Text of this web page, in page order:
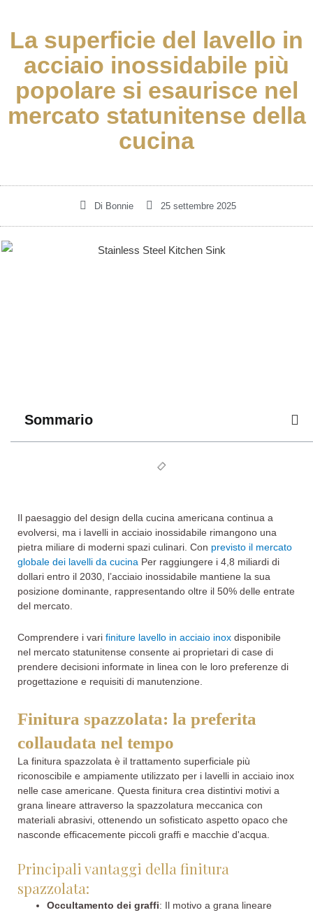
La superficie del lavello in
acciaio inossidabile più
popolare si esaurisce nel
mercato statunitense della
cucina
Di Bonnie 25 settembre 2025
Sommario
Il paesaggio del design della cucina americana continua a
evolversi, ma i lavelli in acciaio inossidabile rimangono una
pietra miliare di moderni spazi culinari. Con previsto il mercato
globale dei lavelli da cucina Per raggiungere i 4,8 miliardi di
dollari entro il 2030, l’acciaio inossidabile mantiene la sua
posizione dominante, rappresentando oltre il 50% delle entrate
del mercato.
Comprendere i vari finiture lavello in acciaio inoxdisponibile
nel mercato statunitense consente ai proprietari di case di
prendere decisioni informate in linea con le loro preferenze di
progettazione e requisiti di manutenzione.
Finitura spazzolata: la preferita
collaudata nel tempo
La finitura spazzolata è il trattamento superficiale più
riconoscibile e ampiamente utilizzato per i lavelli in acciaio inox
nelle case americane. Questa finitura crea distintivi motivi a
grana lineare attraverso la spazzolatura meccanica con
materiali abrasivi, ottenendo un sofisticato aspetto opaco che
nasconde efficacemente piccoli graffi e macchie d'acqua.
Principali vantaggi della finitura
spazzolata:
Occultamento dei graffi: Il motivo a grana lineare